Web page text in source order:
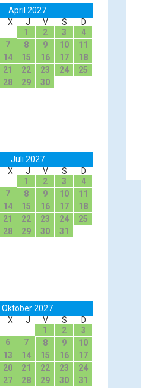
April 2027
X J V S
D
1
2 3
4
7 8 9 10
11
14 15 16 17
18
21 22 23 24
25
28 29 30
Juli 2027
X J V S
D
1
2 3
4
7 8 9 10
11
14 15 16 17
18
21 22 23 24
25
28 29 30 31
Oktober 2027
X J V S
D
1
2
3
6 7 8 9
10
13 14 15 16
17
20 21 22 23
24
27 28 29 30 31